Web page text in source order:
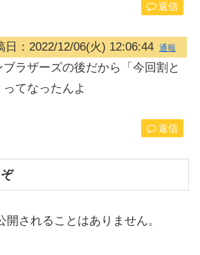
返信
日：2022/12/06(火) 12:06:44 通報
ラザーズの後だから「今回割と
てなったんよ
返信
開されることはありません。